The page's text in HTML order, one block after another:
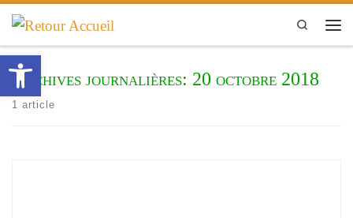
Passer au contenu
Search
Archives journalières: 20 octobre 2018
1 article
Ouvrir la barre d’outils